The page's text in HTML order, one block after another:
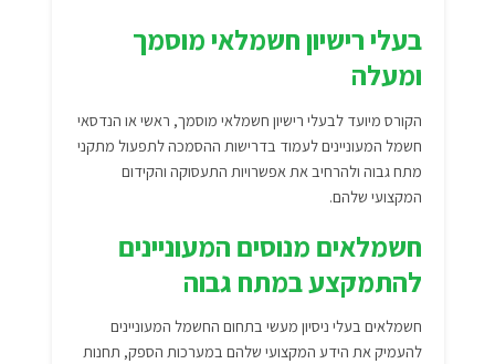
בעלי רישיון חשמלאי מוסמך
ומעלה
הקורס מיועד לבעלי רישיון חשמלאי מוסמך, ראשי או הנדסאי
חשמל המעוניינים לעמוד בדרישות ההסמכה לתפעול מתקני
מתח גבוה ולהרחיב את אפשרויות התעסוקה והקידום
המקצועי שלהם.
חשמלאים מנוסים המעוניינים
להתמקצע במתח גבוה
חשמלאים בעלי ניסיון מעשי בתחום החשמל המעוניינים
להעמיק את הידע המקצועי שלהם במערכות הספק, תחנות